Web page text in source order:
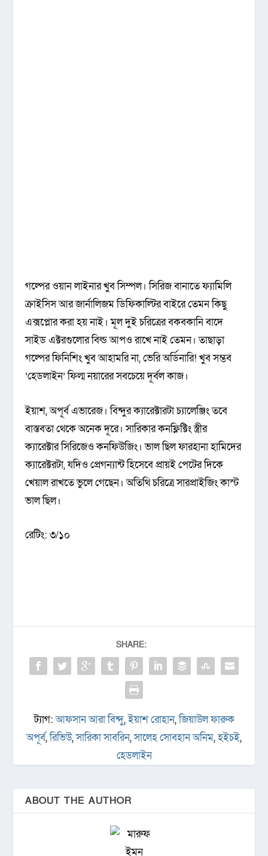
গল্পের ওয়ান লাইনার খুব সিম্পল। সিরিজ বানাতে ফ্যামিলি
ক্রাইসিস আর জার্নালিজম ডিফিকাল্টির বাইরে তেমন কিছু
এক্সপ্লোর করা হয় নাই। মূল দুই চরিত্রের বকবকানি বাদে
সাইড এক্টরগুলোর বিল্ড আপও রাখে নাই তেমন। তাছাড়া
গল্পের ফিনিশিং খুব আহামরি না, ভেরি অর্ডিনারি! খুব সম্ভব
‘হেডলাইন’ ফিল্ম নয়ারের সবচেয়ে দূর্বল কাজ।
ইয়াশ, অপূর্ব এভারেজ। বিন্দুর ক্যারেক্টারটা চ্যালেঞ্জিং তবে
বাস্তবতা থেকে অনেক দূরে। সারিকার কনফ্লিক্টিং স্ত্রীর
ক্যারেক্টার সিরিজেও কনফিউজিং। ভাল ছিল ফারহানা হামিদের
ক্যারেক্টরটা, যদিও প্রেগন্যান্ট হিসেবে প্রায়ই পেটের দিকে
খেয়াল রাখতে ভুলে গেছেন। অতিথি চরিত্রে সারপ্রাইজিং কাস্ট
ভাল ছিল।
রেটিং: ৩/১০
SHARE:
ট্যাগ:আফসান আরা বিন্দু,ইয়াশ রোহান,জিয়াউল ফারুক
অপূর্ব,রিভিউ,সারিকা সাবরিন,সালেহ সোবহান অনিম,হইচই,
হেডলাইন
ABOUT THE AUTHOR